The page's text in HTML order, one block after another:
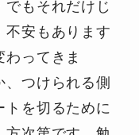
でもそれだけじ
不安もあります
ってきま
つけられる側
トを切るために